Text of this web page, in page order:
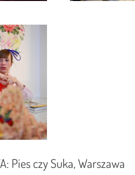
Pies czy Suka, Warszawa